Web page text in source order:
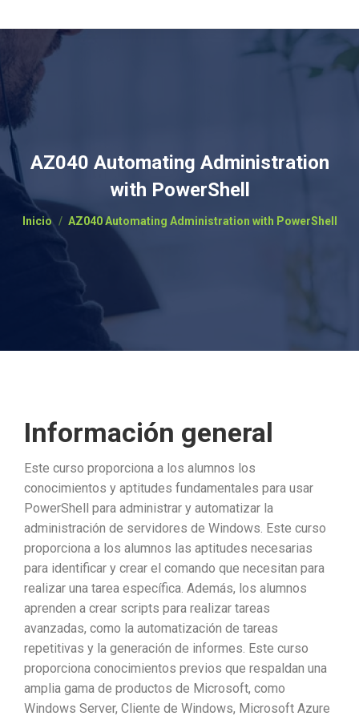
AZ040 Automating Administration
with PowerShell
Estás aquí:
Inicio AZ040 Automating Administration with PowerShell
Información general
Este curso proporciona a los alumnos los
conocimientos y aptitudes fundamentales para usar
PowerShell para administrar y automatizar la
administración de servidores de Windows. Este curso
proporciona a los alumnos las aptitudes necesarias
para identificar y crear el comando que necesitan para
realizar una tarea específica. Además, los alumnos
aprenden a crear scripts para realizar tareas
avanzadas, como la automatización de tareas
repetitivas y la generación de informes. Este curso
proporciona conocimientos previos que respaldan una
amplia gama de productos de Microsoft, como
Windows Server, Cliente de Windows, Microsoft Azure